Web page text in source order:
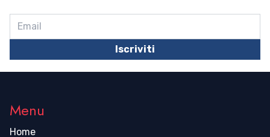
Iscriviti
Menu
Home